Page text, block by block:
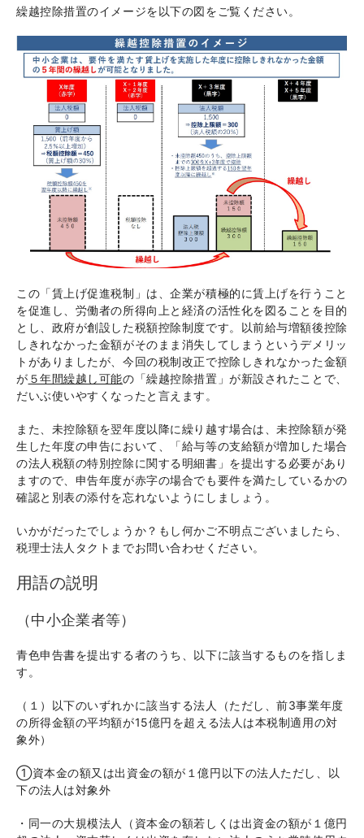
繰越控除措置のイメージを以下の図をご覧ください。
この「賃上げ促進税制」は、企業が積極的に賃上げを行うこと
を促進し、労働者の所得向上と経済の活性化を図ることを目的
とし、政府が創設した税額控除制度です。以前給与増額後控除
しきれなかった金額がそのまま消失してしまうというデメリッ
トがありましたが、今回の税制改正で控除しきれなかった金額
が ５年間繰越し可能の「繰越控除措置」が新設されたことで、
だいぶ使いやすくなったと言えます。
また、未控除額を翌年度以降に繰り越す場合は、未控除額が発
生した年度の申告において、「給与等の支給額が増加した場合
の法人税額の特別控除に関する明細書」を提出する必要があり
ますので、申告年度が赤字の場合でも要件を満たしているかの
確認と別表の添付を忘れないようにしましょう。
いかがだったでしょうか？もし何かご不明点ございましたら、
税理士法人タクトまでお問い合わせください。
用語の説明
（中小企業者等）
青色申告書を提出する者のうち、以下に該当するものを指しま
す。
（１）以下のいずれかに該当する法人（ただし、前3事業年度
の所得金額の平均額が15億円を超える法人は本税制適用の対
象外）
①資本金の額又は出資金の額が１億円以下の法人ただし、以
下の法人は対象外
・同一の大規模法人（資本金の額若しくは出資金の額が１億円